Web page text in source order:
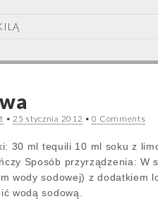
•25 stycznia 2012 •0 Comments
30 ml tequili 10 ml soku z
Sposób przyrządzenia: W
wody sodowej) z dodatkiem
wodą sodową.